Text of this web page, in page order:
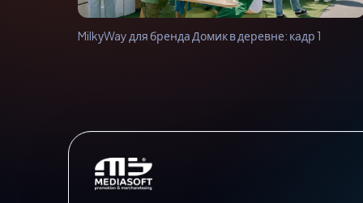
MilkуWay для бренда Домик в деревне: кадр 1